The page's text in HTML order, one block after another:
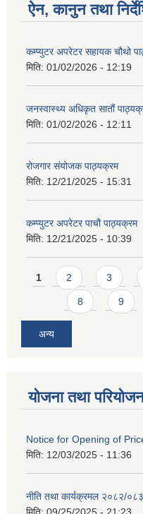
ऐन, कानुन तथा
कम्प्युटर अपरेटर सहायक चौथो
मिति: 01/02/2026 - 12:19
जनस्वास्थ्य अधिकृत सातौं
मिति: 01/02/2026 - 12:11
रोजगार संयोजक पाठ्यक्रम
मिति: 12/21/2025 - 15:31
कम्प्युटर अपरेटर पाचौ पाठ्यक्रम
मिति: 12/21/2025 - 10:39
Pages
1 2 3
8 9
अन्य
योजना तथा
Notice for Opening of
मिति: 12/03/2025 - 11:36
नीति तथा कार्यक्रमल २०८२/०८३